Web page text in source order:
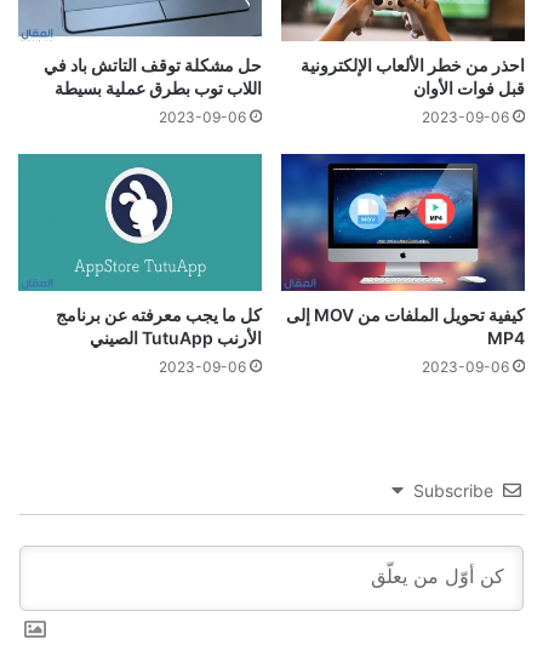
احذر من خطر الألعاب الإلكترونية
قبل فوات الأوان
2023-09-06
حل مشكلة توقف التاتش باد في
اللاب توب بطرق عملية بسيطة
2023-09-06
كيفية تحويل الملفات من MOV إلى
MP4
2023-09-06
كل ما يجب معرفته عن برنامج
الأرنب TutuApp الصيني
2023-09-06
Subscribe